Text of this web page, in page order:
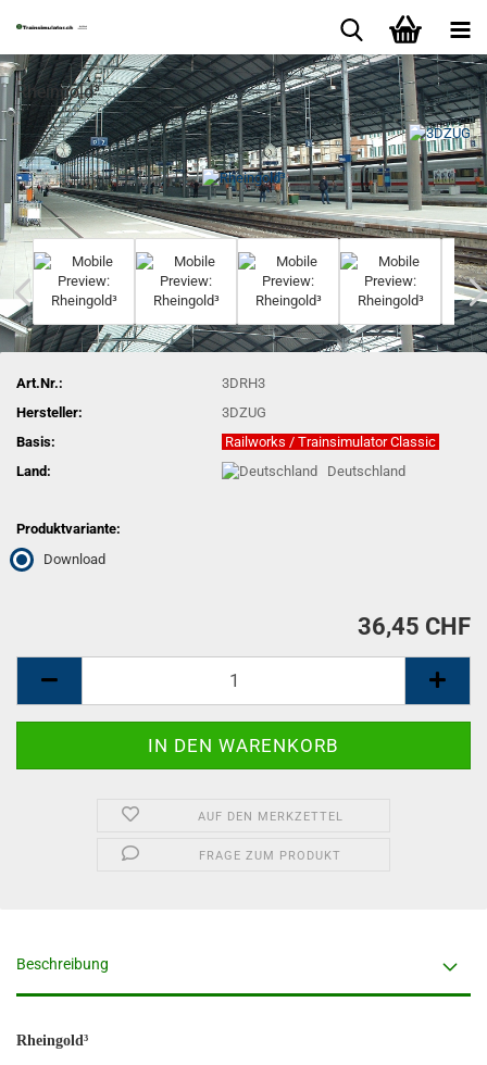
Rheingold³
Art.Nr.:
3DRH3
Hersteller:
3DZUG
Basis:
Railworks / Trainsimulator Classic
Land:
Deutschland
Produktvariante:
Download
36,45 CHF
AUF DEN MERKZETTEL
FRAGE ZUM PRODUKT
Beschreibung
Rheingold³